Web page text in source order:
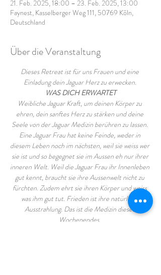
21. Feb. 2025, 18:00 – 23. Feb. 2025, 13:00
Faynest, Kasselberger Weg 111, 50769 Köln,
Deutschland
Über die Veranstaltung
Dieses Retreat ist für uns Frauen und eine
Einladung dein Jaguar Herz zu erwecken.
WAS DICH ERWARTET
Weibliche Jaguar Kraft, um deinen Körper zu
ehren, dein sanftes Herz zu stärken und deine
Seele von der Jaguar Medizin berühren zu lassen.
Eine Jaguar Frau hat keine Feinde, weder in
diesem Leben noch im nächsten, weil sie weiss wer
sie ist und so begegnet sie im Aussen eh nur ihrer
inneren Welt. Weil die Jaguar Frau ihr Innenleben
gut kennt, braucht sie ihre Aussenwelt nicht zu
fürchten. Zudem ehrt sie ihren Körper und weiss
was ihm gut tut. Frieden ist ihre natürliche
Ausstrahlung. Das ist die Medizin dieses
Wochenendes.